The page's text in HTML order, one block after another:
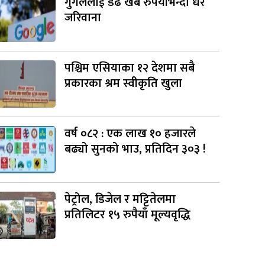
जरिवाना
पश्चिम एसियाका १२ देशमा सबै
प्रकारका श्रम स्वीकृति खुला
वर्ष ०८२ : एक लाख १० हजारले
बढ्यो सुनको भाउ, प्रतिदिन ३०३ !
पेट्रोल, डिजेल र मट्टितेलमा
प्रतिलिटर १५ रुपैयाँ मूल्यवृद्धि